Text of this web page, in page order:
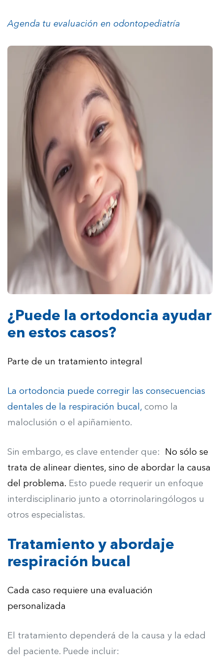
Agenda tu evaluación en odontopediatría
¿Puede la ortodoncia ayudar
en estos casos?
Parte de un tratamiento integral
La ortodoncia puede corregir las consecuencias
dentales de la respiración bucal, como la
maloclusión o el apiñamiento.
Sin embargo, es clave entender que:
No sólo se
trata de alinear dientes, sino de abordar la causa
del problema. Esto puede requerir un enfoque
interdisciplinario junto a otorrinolaringólogos u
otros especialistas.
Tratamiento y abordaje
respiración bucal
Cada caso requiere una evaluación
personalizada
El tratamiento dependerá de la causa y la edad
del paciente. Puede incluir: